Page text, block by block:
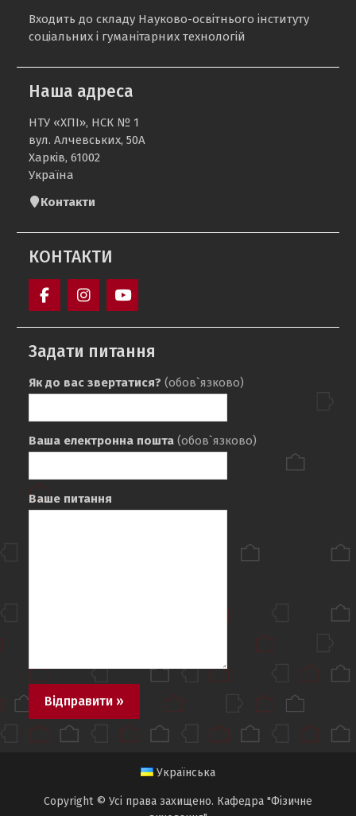
Входить до складу Науково-освітнього інституту
соціальних і гуманітарних технологій
Наша адреса
НТУ «ХПІ», НСК № 1
вул. Алчевських, 50А
Харків, 61002
Україна
Контакти
КОНТАКТИ
виховання»
«ХПІ»
ВИХОВАННЯ»
«ХПІ»
Задати питання
Як до вас звертатися? (обов`язково)
Ваша електронна пошта (обов`язково)
Ваше питання
Українська
Copyright © Усі права захищено. Кафедра "Фізичне